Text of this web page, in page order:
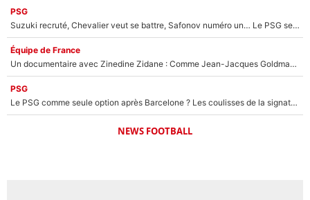
PSG
Suzuki recruté, Chevalier veut se battre, Safonov numéro un… Le PSG se lance encore dans un gros chantier pour le poste de gardien de but
Équipe de France
Un documentaire avec Zinedine Zidane : Comme Jean-Jacques Goldman et Mylène Farmer, le nouveau sélectionneur de l'équipe de France a recalé une journaliste très connue
PSG
Le PSG comme seule option après Barcelone ? Les coulisses de la signature historique de Lionel Messi sont révélées au grand jour !
NEWS FOOTBALL